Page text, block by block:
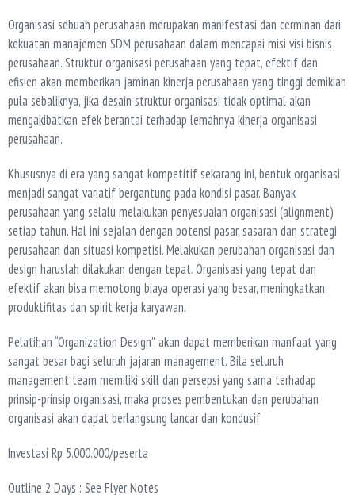
Organisasi sebuah perusahaan merupakan manifestasi dan cerminan dari
kekuatan manajemen SDM perusahaan dalam mencapai misi visi bisnis
perusahaan. Struktur organisasi perusahaan yang tepat, efektif dan
efisien akan memberikan jaminan kinerja perusahaan yang tinggi demikian
pula sebaliknya, jika desain struktur organisasi tidak optimal akan
mengakibatkan efek berantai terhadap lemahnya kinerja organisasi
perusahaan.
Khususnya di era yang sangat kompetitif sekarang ini, bentuk organisasi
menjadi sangat variatif bergantung pada kondisi pasar. Banyak
perusahaan yang selalu melakukan penyesuaian organisasi (alignment)
setiap tahun. Hal ini sejalan dengan potensi pasar, sasaran dan strategi
perusahaan dan situasi kompetisi. Melakukan perubahan organisasi dan
design haruslah dilakukan dengan tepat. Organisasi yang tepat dan
efektif akan bisa memotong biaya operasi yang besar, meningkatkan
produktifitas dan spirit kerja karyawan.
Pelatihan “Organization Design”, akan dapat memberikan manfaat yang
sangat besar bagi seluruh jajaran management. Bila seluruh
management team memiliki skill dan persepsi yang sama terhadap
prinsip-prinsip organisasi, maka proses pembentukan dan perubahan
organisasi akan dapat berlangsung lancar dan kondusif
Investasi Rp 5.000.000/peserta
Outline 2 Days : See Flyer Notes